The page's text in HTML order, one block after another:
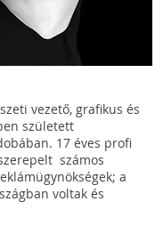
vezető, grafikus és
született
17 éves profi
számos
a
voltak és